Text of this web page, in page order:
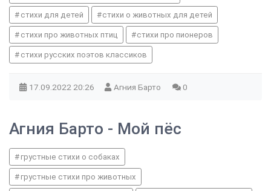
стихи для детей стихи о животных для детей
стихи про животных птиц стихи про пионеров
стихи русских поэтов классиков
17.09.2022 20:26 Агния Барто 0
Агния Барто - Мой пёс
грустные стихи о собаках
грустные стихи про животных